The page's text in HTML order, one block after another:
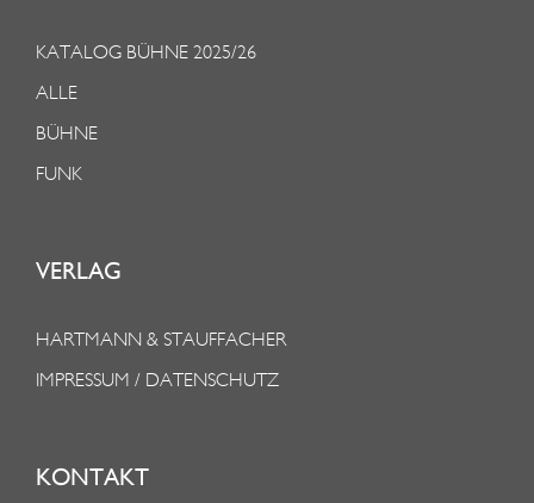
KATALOG BÜHNE 2025/26
ALLE
BÜHNE
FUNK
VERLAG
HARTMANN & STAUFFACHER
IMPRESSUM / DATENSCHUTZ
KONTAKT